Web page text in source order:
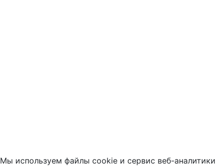
Мы используем файлы cookie и сервис веб-аналитики